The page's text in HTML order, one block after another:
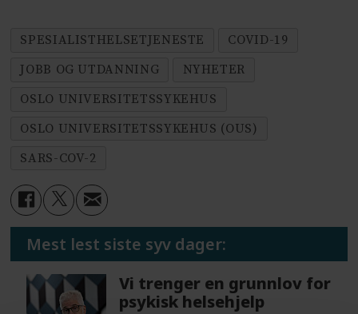
SPESIALISTHELSETJENESTE
COVID-19
JOBB OG UTDANNING
NYHETER
OSLO UNIVERSITETSSYKEHUS
OSLO UNIVERSITETSSYKEHUS (OUS)
SARS-COV-2
Mest lest siste syv dager:
Vi trenger en grunnlov for
psykisk helsehjelp